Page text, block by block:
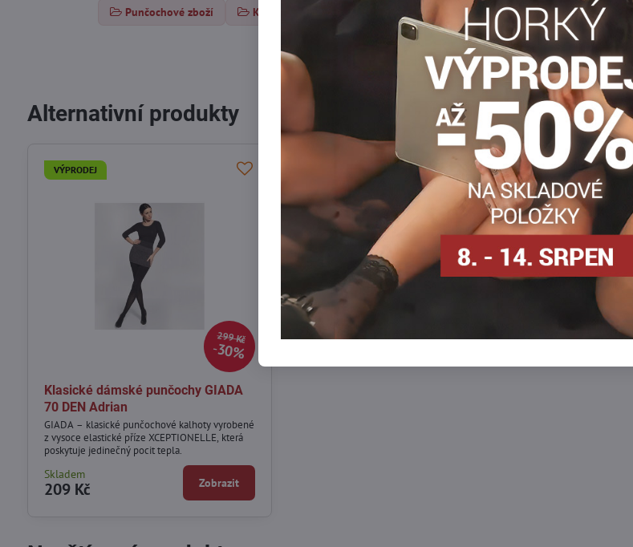
Punčochové zboží Klasické punčochy Hrubé punčochy Punčocháče 30-40 DEN
Facebook
Twitter BlueskyPinterestReddit LinkedIn
Alternativní produkty
299 Kč
30%
VÝPRODEJ
Klasické dámské punčochy GIADA
70 DEN Adrian
GIADA – klasické punčochové kalhoty vyrobené
z vysoce elastické příze XCEPTIONELLE, která
poskytuje jedinečný pocit tepla.
Skladem
209 Kč Zobrazit